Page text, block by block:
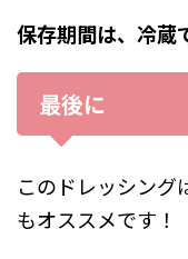
保存期間は、冷
最後に
このドレッシング
もオススメです！